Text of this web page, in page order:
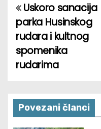
P
o
s
n
a
Uskoro sanacija
parka Husinskog
rudara i kultnog
spomenika
rudarima
Povezani članci